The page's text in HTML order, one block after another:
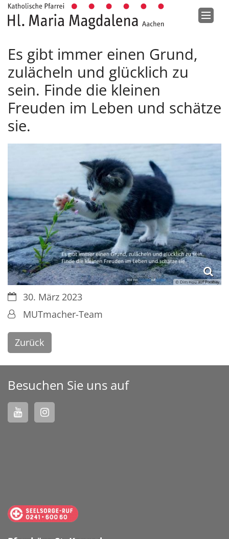
Zum Inhalt springen
Es gibt immer einen Grund,
zulächeln und glücklich zu
sein. Finde die kleinen
Freuden im Leben und schätze
sie.
© Dim Hou auf Pixabay
Datum:30. März 2023
Von:MUTmacher-Team
Zurück
Besuchen Sie uns auf